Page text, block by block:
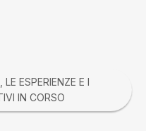
ESPERIENZE E I
IN CORSO